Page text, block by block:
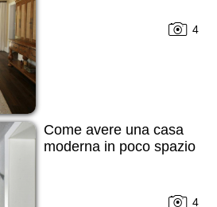
4
Come avere una casa
moderna in poco spazio
4